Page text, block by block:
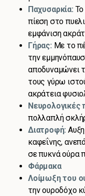
Παχυσαρκία:
πίεση στο
εμφάνιση
Γήρας: Με το
την
αποδυναμώνει
τους γύρω
ακράτεια
Νευρολογικές
πολλαπλή
Διατροφή:
καφεΐνης,
σε πυκνά ούρα
Φάρμακα
Λοίμωξη του
την ουροδόχο